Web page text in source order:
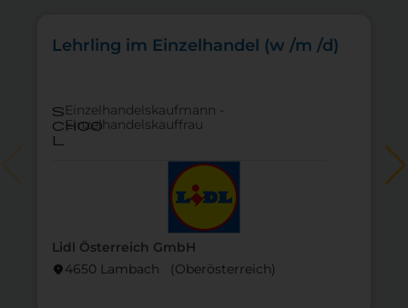
Lidl Österreich GmbH
location_on4650 Lambach (Ober­österreich)
Lehrling im Einzelhandel (w /m /d)
s
choo
l
Einzelhandelskaufmann -
Einzelhandelskauffrau